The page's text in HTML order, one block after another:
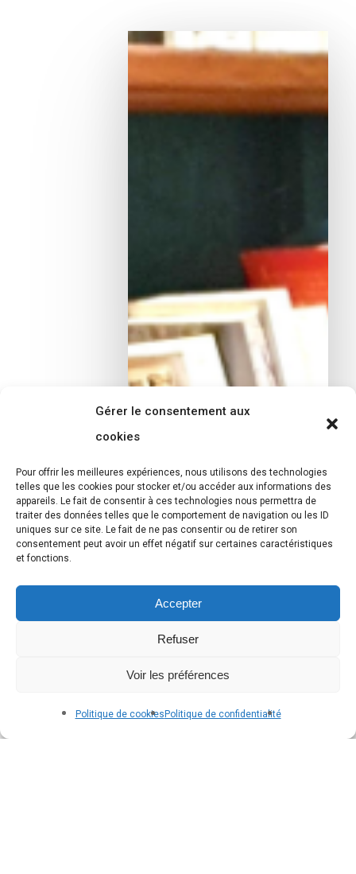
Gérer le consentement aux
cookies
Pour offrir les meilleures expériences, nous utilisons des technologies
telles que les cookies pour stocker et/ou accéder aux informations des
appareils. Le fait de consentir à ces technologies nous permettra de
traiter des données telles que le comportement de navigation ou les ID
uniques sur ce site. Le fait de ne pas consentir ou de retirer son
consentement peut avoir un effet négatif sur certaines caractéristiques
et fonctions.
Accepter
Refuser
Voir les préférences
Politique de cookies Politique de confidentialité